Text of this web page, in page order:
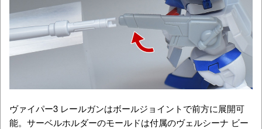
ヴァイパー3 レールガンはボールジョイントで前方に展開可
能。サーベルホルダーのモールドは付属のヴェルシーナ ビー